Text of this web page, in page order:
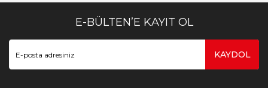
E-BÜLTEN’E KAYIT OL
KAYDOL